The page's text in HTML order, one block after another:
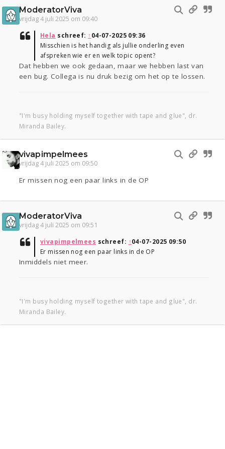
ModeratorViva
vrijdag 4 juli 2025 om 09:40
Hela schreef: ↑04-07-2025 09:36
Misschien is het handig als jullie onderling even
afspreken wie er en welk topic opent?
Dat hebben we ook gedaan, maar we hebben last van
een bug. Collega is nu druk bezig om het op te lossen.
"I'm busy holding myself together with tape and glue", dr.
Miranda Bailey.
vivapimpelmees
vrijdag 4 juli 2025 om 09:50
Er missen nog een paar links in de OP
ModeratorViva
vrijdag 4 juli 2025 om 09:51
vivapimpelmees schreef: ↑04-07-2025 09:50
Er missen nog een paar links in de OP
Inmiddels niet meer.
"I'm busy holding myself together with tape and glue", dr.
Miranda Bailey.